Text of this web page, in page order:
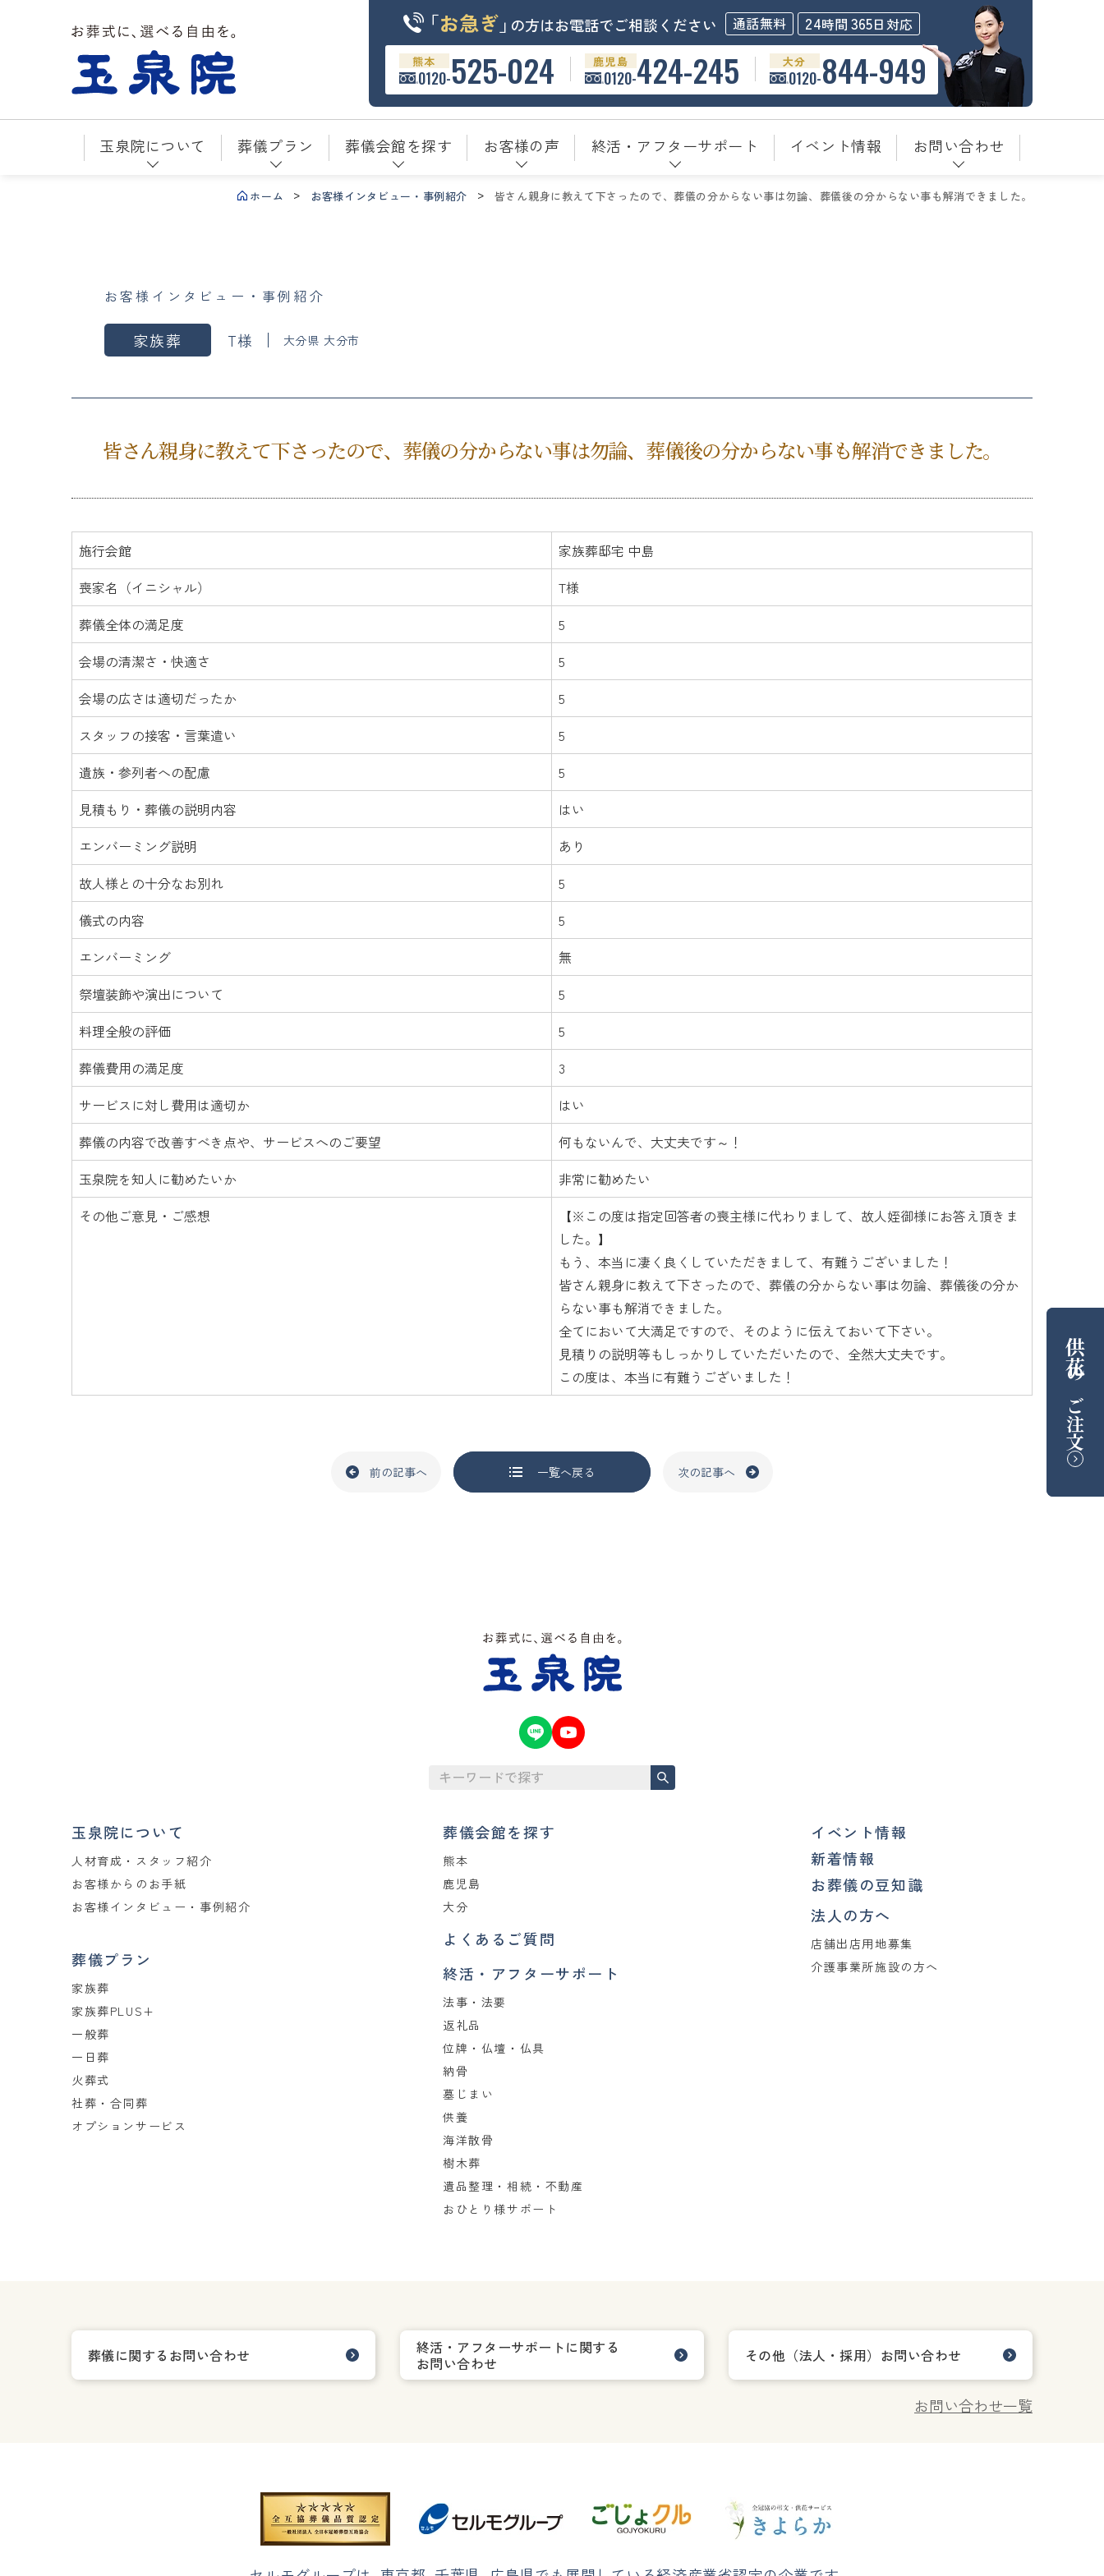
お葬式に、選べる自由を。玉泉院
「お急ぎ」 の方はお電話でご相談ください 通話無料 24時間 365日対応
熊本
0120-525-024 鹿児島
0120-424-245 大分
0120-844-949
玉泉院について 葬儀プラン 葬儀会館を探す お客様の声 終活・アフターサポート イベント情報 お問い合わせ
供花
の
ご注文
ホーム お客様インタビュー・事例紹介 皆さん親身に教えて下さったので、葬儀の分からない事は勿論、葬儀後の分からない事も解消できました。
お客様インタビュー・事例紹介
家族葬 T様 大分県 大分市
皆さん親身に教えて下さったので、葬儀の分からない事は勿論、葬儀後の分からない事も解消できました。
施行会館
家族葬邸宅 中島
喪家名（イニシャル）
T様
葬儀全体の満足度
5
会場の清潔さ・快適さ
5
会場の広さは適切だったか
5
スタッフの接客・言葉遣い
5
遺族・参列者への配慮
5
見積もり・葬儀の説明内容
はい
エンバーミング説明
あり
故人様との十分なお別れ
5
儀式の内容
5
エンバーミング
無
祭壇装飾や演出について
5
料理全般の評価
5
葬儀費用の満足度
3
サービスに対し費用は適切か
はい
葬儀の内容で改善すべき点や、サービスへのご要望
何もないんで、大丈夫です～！
玉泉院を知人に勧めたいか
非常に勧めたい
その他ご意見・ご感想
【※この度は指定回答者の喪主様に代わりまして、故人姪御様にお答え頂きま
した。】
もう、本当に凄く良くしていただきまして、有難うございました！
皆さん親身に教えて下さったので、葬儀の分からない事は勿論、葬儀後の分か
らない事も解消できました。
全てにおいて大満足ですので、そのように伝えておいて下さい。
見積りの説明等もしっかりしていただいたので、全然大丈夫です。
この度は、本当に有難うございました！
一覧へ戻る
前の記事へ 次の記事へ
玉泉院について
人材育成・スタッフ紹介
お客様からのお手紙
お客様インタビュー・事例紹介
葬儀プラン
家族葬
家族葬PLUS+
一般葬
一日葬
火葬式
社葬・合同葬
オプションサービス
葬儀会館を探す
熊本
鹿児島
大分
よくあるご質問
終活・アフターサポート
法事・法要
返礼品
位牌・仏壇・仏具
納骨
墓じまい
供養
海洋散骨
樹木葬
遺品整理・相続・不動産
おひとり様サポート
イベント情報
新着情報
お葬儀の豆知識
法人の方へ
店舗出店用地募集
介護事業所施設の方へ
葬儀に関するお問い合わせ
終活・アフターサポートに関する
お問い合わせ
その他（法人・採用）お問い合わせ
お問い合わせ一覧